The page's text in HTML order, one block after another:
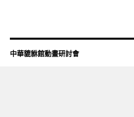
中華貔貅館動畫研討會